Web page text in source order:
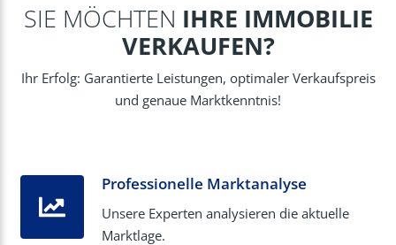
SIE MÖCHTEN IHRE IMMOBILIE
VERKAUFEN?
Ihr Erfolg: Garantierte Leistungen, optimaler Verkaufspreis
und genaue Marktkenntnis!
Professionelle Marktanalyse
Unsere Experten analysieren die aktuelle
Marktlage.